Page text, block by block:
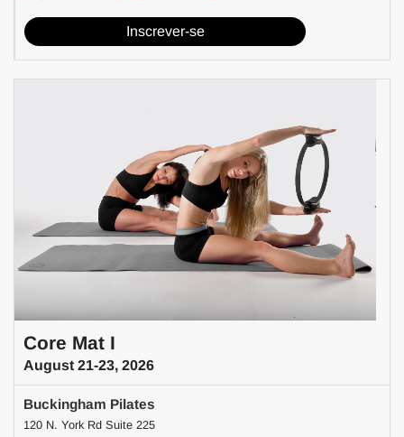
Inscrever-se
Core Mat I
August 21-23, 2026
Buckingham Pilates
120 N. York Rd Suite 225